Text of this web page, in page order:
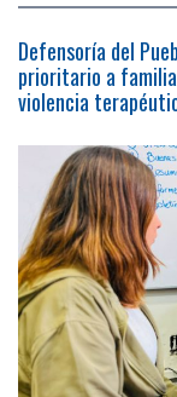
Defensoría del
prioritario a
violencia